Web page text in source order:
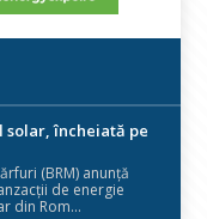
încheiată pe
(BRM) anunță
de energie
din Rom...